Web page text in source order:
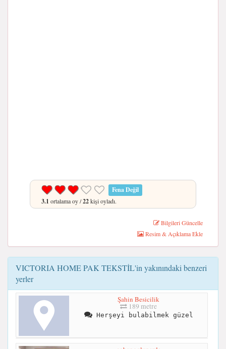
Fena Değil
3.1 ortalama oy /22kişi oyladı.
Bilgileri Güncelle
Resim & Açıklama Ekle
VICTORIA HOME PAK TEKSTİL'in yakınındaki benzeri
yerler
Şahin Besicilik
189 metre
Herşeyi bulabilmek güzel